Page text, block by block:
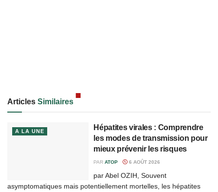
Articles Similaires
A LA UNE
Hépatites virales : Comprendre
les modes de transmission pour
mieux prévenir les risques
PAR ATOP 6 AOÛT 2026
par Abel OZIH, Souvent
asymptomatiques mais potentiellement mortelles, les hépatites